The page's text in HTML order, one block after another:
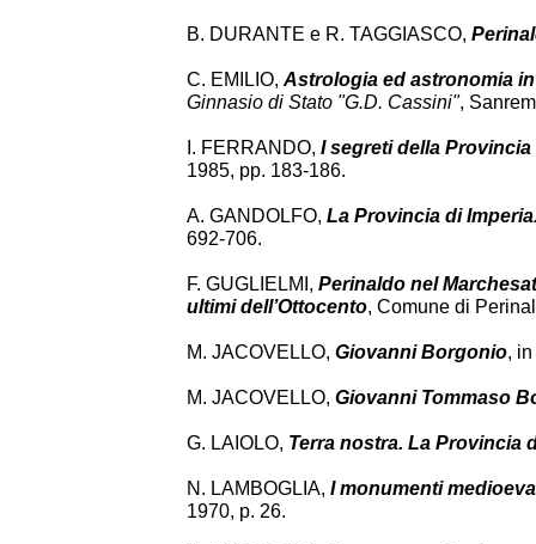
B. DURANTE e R. TAGGIASCO,
C. EMILIO, Astrologia ed astronomia
Ginnasio di Stato "G.D. Cassini",
I. FERRANDO, I segreti della Provincia
1985, pp. 183-186.
A. GANDOLFO, La Provincia di
692-706.
F. GUGLIELMI, Perinaldo nel
ultimi dell’Ottocento, Comune di
M. JACOVELLO, Giovanni Borgonio,
M. JACOVELLO, Giovanni Tommaso
G. LAIOLO, Terra nostra. La Provincia
N. LAMBOGLIA, I monumenti
1970, p. 26.